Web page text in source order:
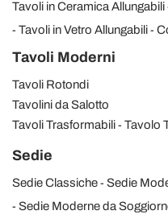
Tavoli in Ceramica Allungabili
Tavoli in Vetro Allungabili
Tavoli Moderni
Tavoli Rotondi
Tavolini da Salotto
Tavoli Trasformabili
Tavolo
Sedie
Sedie Classiche
Sedie
Sedie Moderne da